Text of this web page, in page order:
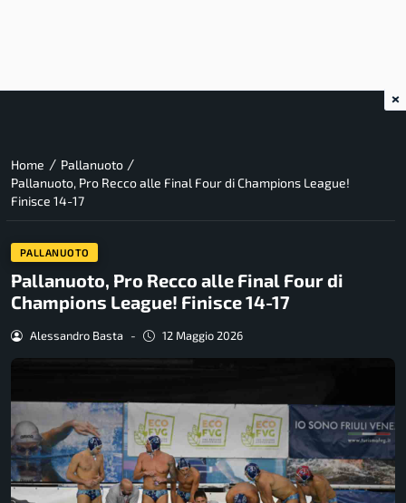
Home / Pallanuoto /
Pallanuoto, Pro Recco alle Final Four di Champions League!
Finisce 14-17
PALLANUOTO
Pallanuoto, Pro Recco alle Final Four di
Champions League! Finisce 14-17
Alessandro Basta - 12 Maggio 2026
×